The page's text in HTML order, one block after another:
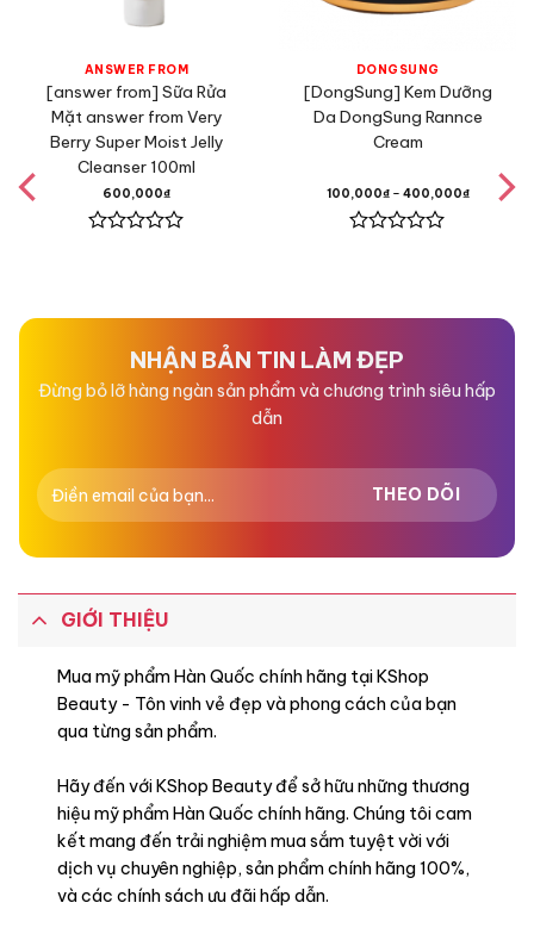
ANSWER FROM
[answer from] Sữa Rửa
Mặt answer from Very
Berry Super Moist Jelly
Cleanser 100ml
600,000₫
5
DONGSUNG
[DongSung] Kem Dưỡng
Da DongSung Rannce
Cream
100,000₫– 400,000₫
5
NHẬN BẢN TIN LÀM ĐẸP
Đừng bỏ lỡ hàng ngàn sản phẩm và chương trình siêu hấp
dẫn
GIỚI THIỆU
Mua mỹ phẩm Hàn Quốc chính hãng tại KShop
Beauty - Tôn vinh vẻ đẹp và phong cách của bạn
qua từng sản phẩm.
Hãy đến với KShop Beauty để sở hữu những thương
hiệu mỹ phẩm Hàn Quốc chính hãng. Chúng tôi cam
kết mang đến trải nghiệm mua sắm tuyệt vời với
dịch vụ chuyên nghiệp, sản phẩm chính hãng 100%,
và các chính sách ưu đãi hấp dẫn.